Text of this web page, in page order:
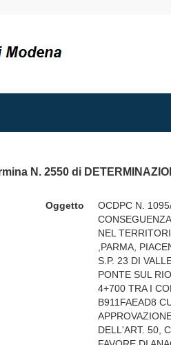
N. 2550 di
Oggetto
OCDPC N.
NEL
,PARMA,
S.P. 23 DI
PONTE SUL
4+700 TRA I
B911FAEAD8
DELL'ART. 50,